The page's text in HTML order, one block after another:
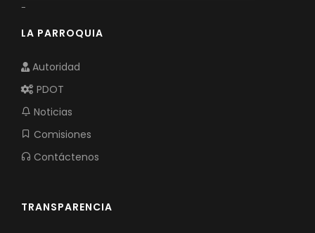
-
LA PARROQUIA
Autoridad
PDOT
Noticias
Comisiones
Contáctenos
TRANSPARENCIA